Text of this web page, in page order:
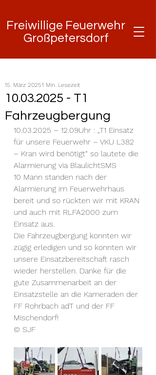
Freiwillige Feuerwehr
Großpetersdorf
Freiwillige Feuerwehr
Großpetersdorf
10.03.2025 - T1
Fahrzeugbergung
15. März 20251 Min. Lesezeit
10.03.2025 – 12.09Uhr : „T1 Einsatz
für unsere Feuerwehr – VKU L382
– Kran wird benötigt“ so lautete die
Alarmierung via BlaulichtSMS
10 Mann standen nach der
Alarmierung im Feuerwehrhaus
bereit und so rückten wir mit KRAN
und auch mit RLFA2000 zum
Einsatz aus.
Die Fahrzeugbergung konnten wir
zügig erledigen und so konnten wir
unsere Einsatzbereitschaft rasch
wieder herstellen. Danke für die
gute Zusammenarbeit an der
Einsatzstelle an die Kameraden der
FF Rohrbach adT und der FF
Mischendorf!
© SJF